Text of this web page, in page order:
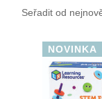
NOVINKA